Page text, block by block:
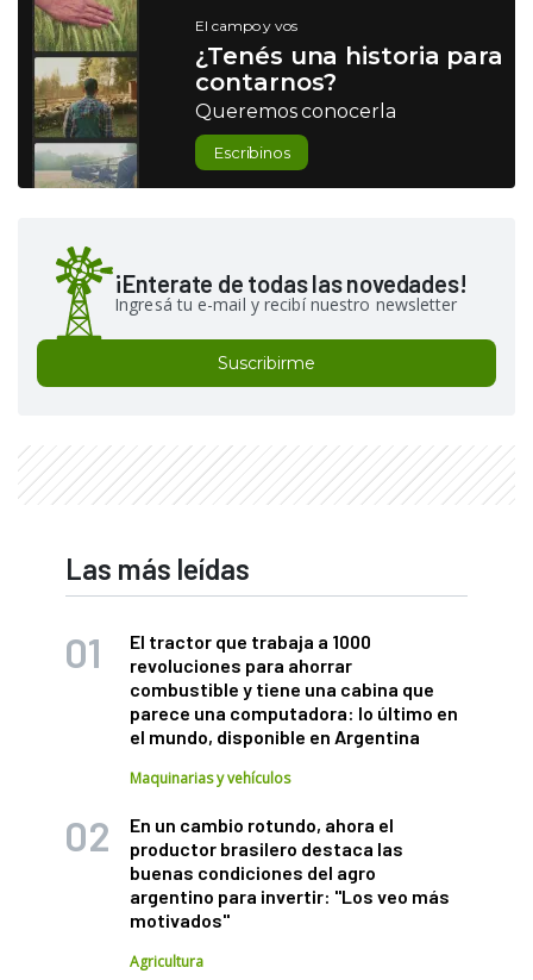
El campo y vos
¿Tenés una historia para
contarnos?
Queremos conocerla
Escribinos
¡Enterate de todas las novedades!
Ingresá tu e-mail y recibí nuestro newsletter
Suscribirme
Las más leídas
El tractor que trabaja a 1000
revoluciones para ahorrar
combustible y tiene una cabina que
parece una computadora: lo último en
el mundo, disponible en Argentina
Maquinarias y vehículos
En un cambio rotundo, ahora el
productor brasilero destaca las
buenas condiciones del agro
argentino para invertir: "Los veo más
motivados"
Agricultura